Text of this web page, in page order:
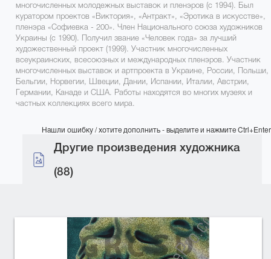
многочисленных молодежных выставок и пленэров (с 1994). Был
куратором проектов «Виктория», «Антракт», «Эротика в искусстве»,
пленэра «Софиевка - 200». Член Национального союза художников
Украины (с 1990). Получил звание «Человек года» за лучший
художественный проект (1999). Участник многочисленных
всеукраинских, всесоюзных и международных пленэров. Участник
многочисленных выставок и артпроекта в Украине, России, Польши,
Бельгии, Норвегии, Швеции, Дании, Испании, Италии, Австрии,
Германии, Канаде и США. Работы находятся во многих музеях и
частных коллекциях всего мира.
Нашли ошибку / хотите дополнить - выделите и нажмите Ctrl+Enter
Другие произведения художника
(88)